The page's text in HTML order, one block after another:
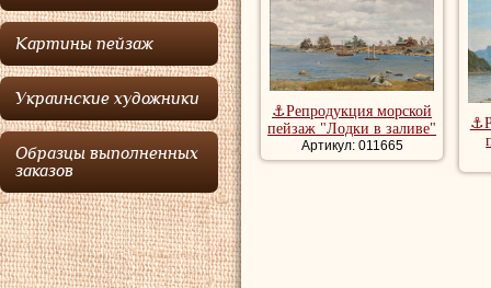
Картины пейзаж
Украинские художники
Образцы выполненных
заказов
происхождения.
центральной
школе
общества в
обучался в
⚓Репродукция морской
пейзаж "Лодки в заливе"
Артикул: 011665